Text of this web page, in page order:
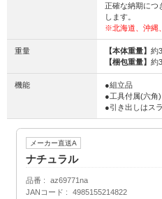
正確な納期につ
します。
※北海道、沖縄
重量 【本体重量】約
【梱包重量】約
機能
●組立品
●工具付属(六角)
●引き出しはス
メーカー直送A
ナチュラル
品番
az69771na
JANコード
4985155214822